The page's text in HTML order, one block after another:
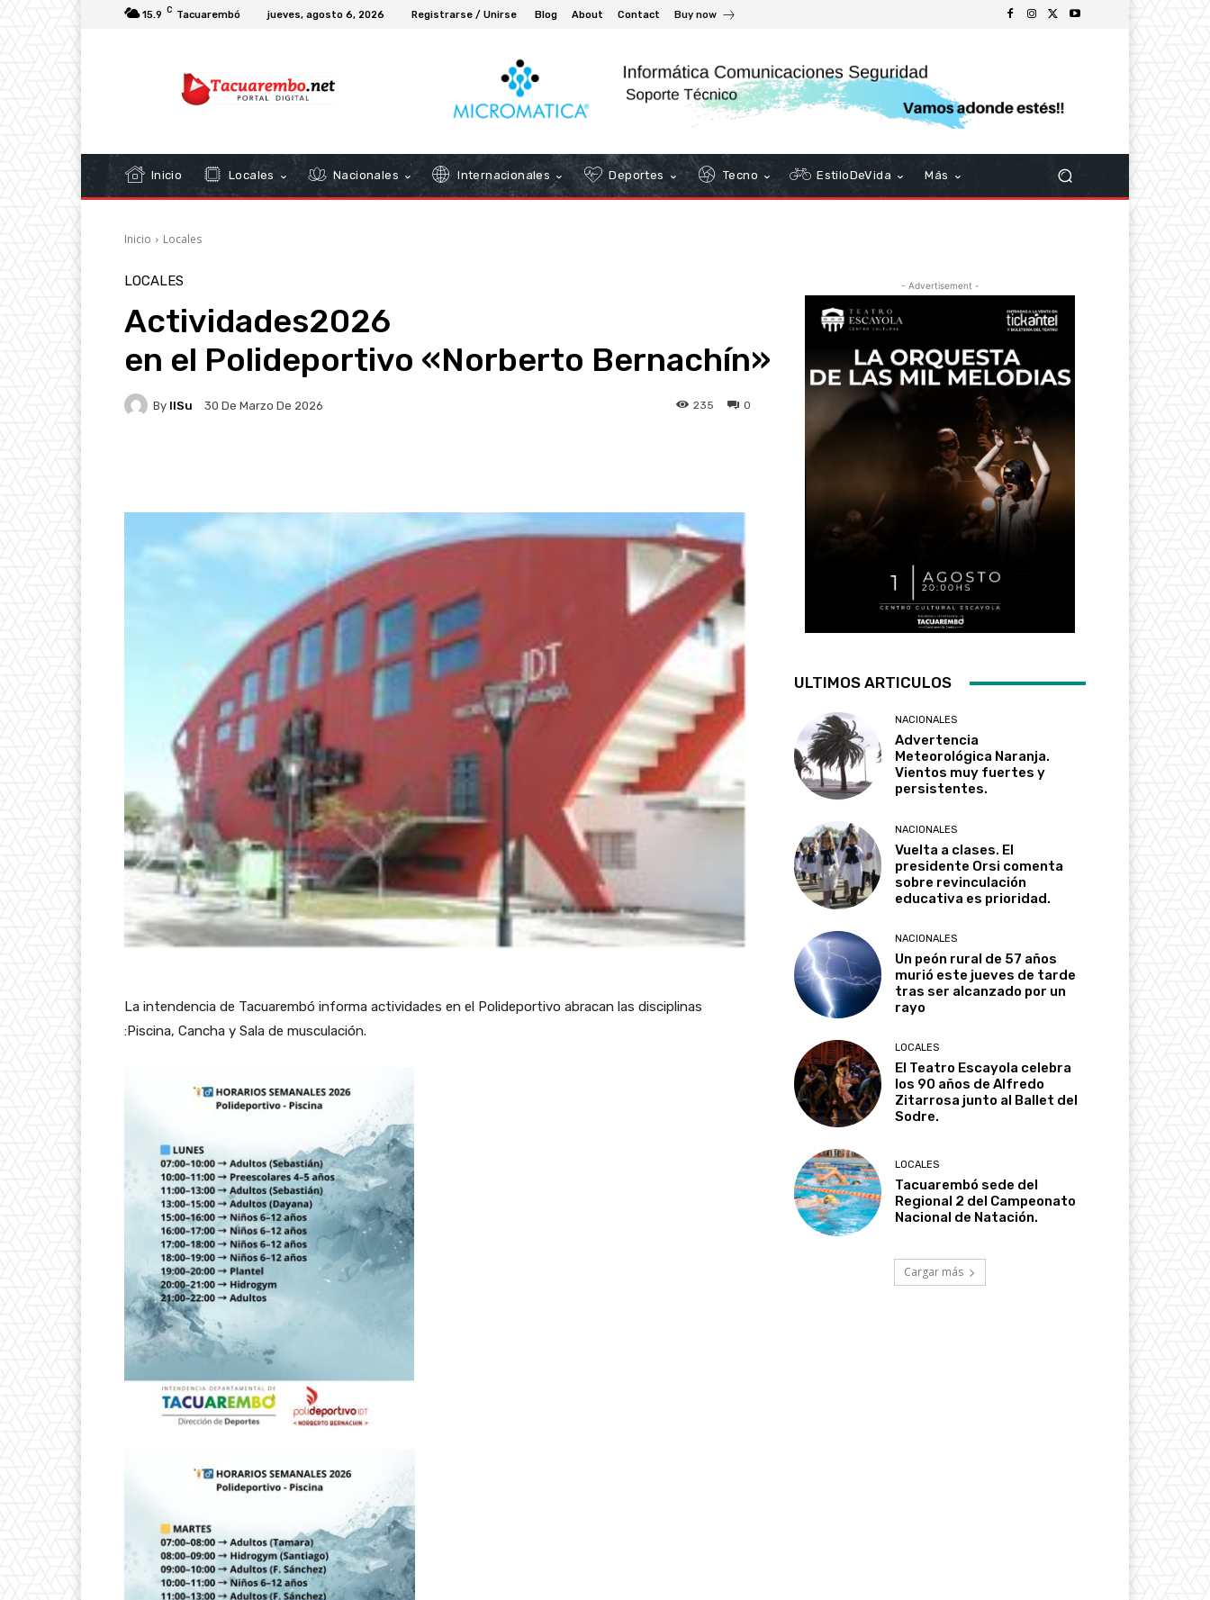
15.9 C Tacuarembó jueves, agosto 6, 2026 Registrarse / Unirse Blog About Contact Buy now
Inicio Locales Nacionales Internacionales Deportes Tecno EstiloDeVida Más
Inicio Locales
LOCALES
Actividades2026
en el Polideportivo «Norberto Bernachín»
By IlSu 30 De Marzo De 2026 0
235
La intendencia de Tacuarembó informa actividades en el Polideportivo abracan las disciplinas
:Piscina, Cancha y Sala de musculación.
- Advertisement -
ULTIMOS ARTICULOS
NACIONALES
Advertencia
Meteorológica Naranja.
Vientos muy fuertes y
persistentes.
NACIONALES
Vuelta a clases. El
presidente Orsi comenta
sobre revinculación
educativa es prioridad.
NACIONALES
Un peón rural de 57 años
murió este jueves de tarde
tras ser alcanzado por un
rayo
LOCALES
El Teatro Escayola celebra
los 90 años de Alfredo
Zitarrosa junto al Ballet del
Sodre.
LOCALES
Tacuarembó sede del
Regional 2 del Campeonato
Nacional de Natación.
Cargar más